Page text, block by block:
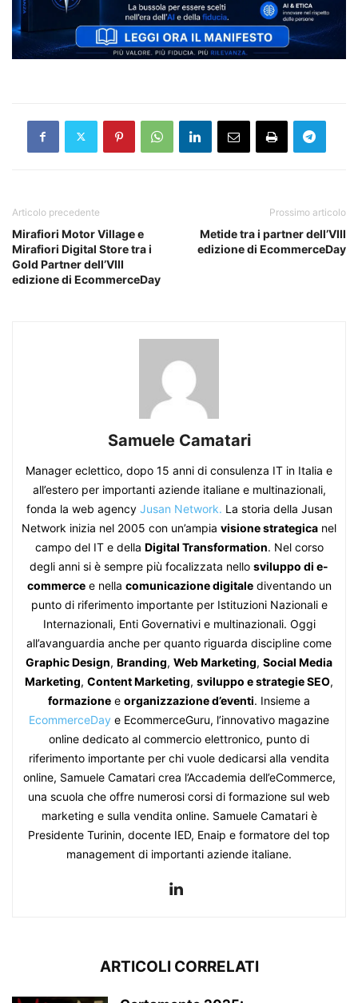
Articolo precedente
Mirafiori Motor Village e
Mirafiori Digital Store tra i
Gold Partner dell’VIII
edizione di EcommerceDay
Prossimo articolo
Metide tra i partner dell’VIII
edizione di EcommerceDay
Samuele Camatari
Manager eclettico, dopo 15 anni di consulenza IT in Italia e
all’estero per importanti aziende italiane e multinazionali,
fonda la web agency Jusan Network. La storia della Jusan
Network inizia nel 2005 con un’ampia visione strategica nel
campo del IT e della Digital Transformation. Nel corso
degli anni si è sempre più focalizzata nello sviluppo di e-
commercee nella comunicazione digitalediventando un
punto di riferimento importante per Istituzioni Nazionali e
Internazionali, Enti Governativi e multinazionali. Oggi
all’avanguardia anche per quanto riguarda discipline come
Graphic Design, Branding, Web Marketing, Social Media
Marketing, Content Marketing, sviluppo e strategie SEO,
formazione e organizzazione d’eventi. Insieme a
EcommerceDay e EcommerceGuru, l’innovativo magazine
online dedicato al commercio elettronico, punto di
riferimento importante per chi vuole dedicarsi alla vendita
online, Samuele Camatari crea l’Accademia dell’eCommerce,
una scuola che offre numerosi corsi di formazione sul web
marketing e sulla vendita online. Samuele Camatari è
Presidente Turinin, docente IED, Enaip e formatore del top
management di importanti aziende italiane.
ARTICOLI CORRELATI